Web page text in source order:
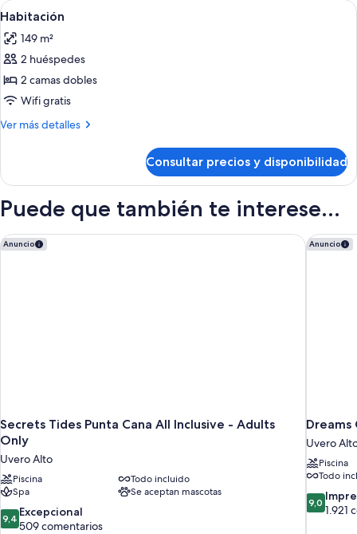
Abrir
todas
las
fotos
de
Habitación
Una habitación de hotel con cama,
6
Habitación
149 m²
2 huéspedes
2 camas dobles
Wifi gratis
Ver más detalles
Más
Consultar precios y disponibilidad
Puede que también te interese...
Anuncio
Secrets Tides Punta Cana All Inclusive - Adults
Only
Uvero Alto
Piscina
Todo incluido
Spa
Se aceptan mascotas
9.4
sobre
9,4 Excepcional
509 comentarios
Secrets Tides Punta Cana All Inclusive - Adults Only Anuncio
Dreams
Uvero
Piscina
Todo
9.0
sobre
9,0
1.921
Dreams